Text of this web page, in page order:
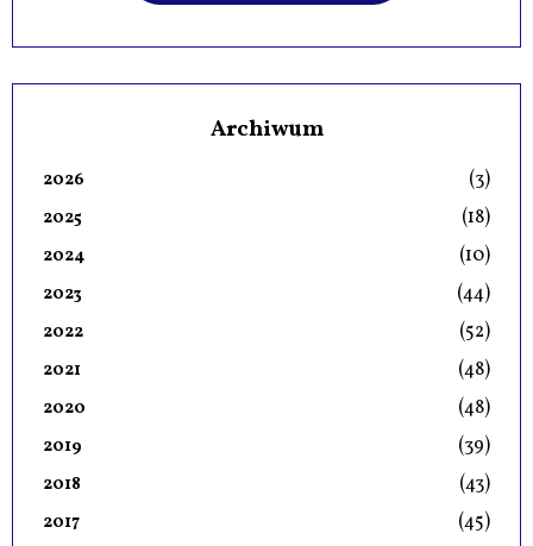
Archiwum
2026 (3)
2025 (18)
2024 (10)
2023 (44)
2022 (52)
2021 (48)
2020 (48)
2019 (39)
2018 (43)
2017 (45)